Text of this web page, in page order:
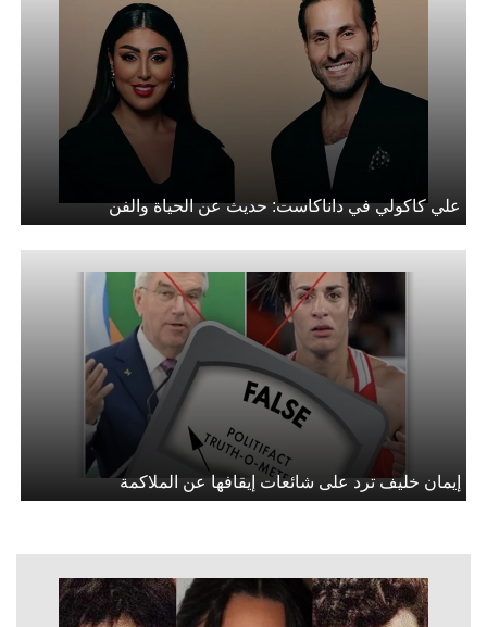
علي كاكولي في داناكاست: حديث عن الحياة والفن
إيمان خليف ترد على شائعات إيقافها عن الملاكمة